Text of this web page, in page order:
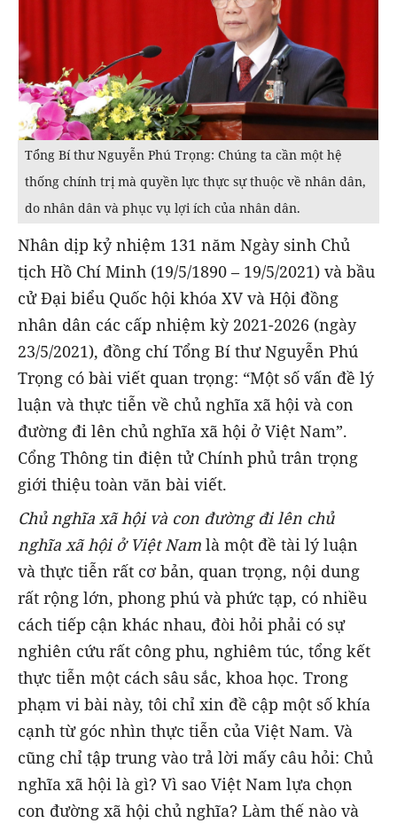
Tổng Bí thư Nguyễn Phú Trọng: Chúng ta cần một hệ
thống chính trị mà quyền lực thực sự thuộc về nhân dân,
do nhân dân và phục vụ lợi ích của nhân dân.
Nhân dịp kỷ nhiệm 131 năm Ngày sinh Chủ
tịch Hồ Chí Minh (19/5/1890 – 19/5/2021) và bầu
cử Đại biểu Quốc hội khóa XV và Hội đồng
nhân dân các cấp nhiệm kỳ 2021-2026 (ngày
23/5/2021), đồng chí Tổng Bí thư Nguyễn Phú
Trọng có bài viết quan trọng: “Một số vấn đề lý
luận và thực tiễn về chủ nghĩa xã hội và con
đường đi lên chủ nghĩa xã hội ở Việt Nam”.
Cổng Thông tin điện tử Chính phủ trân trọng
giới thiệu toàn văn bài viết.
Chủ nghĩa xã hội và con đường đi lên chủ
nghĩa xã hội ở Việt Nam là một đề tài lý luận
và thực tiễn rất cơ bản, quan trọng, nội dung
rất rộng lớn, phong phú và phức tạp, có nhiều
cách tiếp cận khác nhau, đòi hỏi phải có sự
nghiên cứu rất công phu, nghiêm túc, tổng kết
thực tiễn một cách sâu sắc, khoa học. Trong
phạm vi bài này, tôi chỉ xin đề cập một số khía
cạnh từ góc nhìn thực tiễn của Việt Nam. Và
cũng chỉ tập trung vào trả lời mấy câu hỏi: Chủ
nghĩa xã hội là gì? Vì sao Việt Nam lựa chọn
con đường xã hội chủ nghĩa? Làm thế nào và